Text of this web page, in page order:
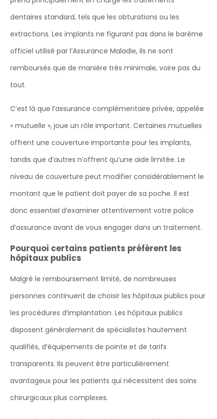
dentaires standard, tels que les obturations ou les
extractions. Les implants ne figurant pas dans le barème
officiel utilisé par l’Assurance Maladie, ils ne sont
remboursés que de manière très minimale, voire pas du
tout.
C’est là que l’assurance complémentaire privée, appelée
« mutuelle », joue un rôle important. Certaines mutuelles
offrent une couverture importante pour les implants,
tandis que d’autres n’offrent qu’une aide limitée. Le
niveau de couverture peut modifier considérablement le
montant que le patient doit payer de sa poche. Il est
donc essentiel d’examiner attentivement votre police
d’assurance avant de vous engager dans un traitement.
Pourquoi certains patients préfèrent les
hôpitaux publics
Malgré le remboursement limité, de nombreuses
personnes continuent de choisir les hôpitaux publics pour
les procédures d’implantation. Les hôpitaux publics
disposent généralement de spécialistes hautement
qualifiés, d’équipements de pointe et de tarifs
transparents. Ils peuvent être particulièrement
avantageux pour les patients qui nécessitent des soins
chirurgicaux plus complexes.